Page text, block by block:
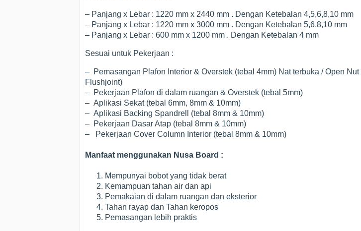
– Panjang x Lebar : 1220 mm x 2440 mm . Dengan Ketebalan 4,5,6,8,10 mm
– Panjang x Lebar : 1220 mm x 3000 mm . Dengan Ketebalan 5,6,8,10 mm
– Panjang x Lebar : 600 mm x 1200 mm . Dengan Ketebalan 4 mm
Sesuai untuk Pekerjaan :
– Pemasangan Plafon Interior & Overstek (tebal 4mm) Nat terbuka / Open Nut
Flushjoint)
– Pekerjaan Plafon di dalam ruangan & Overstek (tebal 5mm)
– Aplikasi Sekat (tebal 6mm, 8mm & 10mm)
– Aplikasi Backing Spandrell (tebal 8mm & 10mm)
– Pekerjaan Dasar Atap (tebal 8mm & 10mm)
– Pekerjaan Cover Column Interior (tebal 8mm & 10mm)
Manfaat menggunakan Nusa Board :
Mempunyai bobot yang tidak berat
Kemampuan tahan air dan api
Pemakaian di dalam ruangan dan eksterior
Tahan rayap dan Tahan keropos
Pemasangan lebih praktis